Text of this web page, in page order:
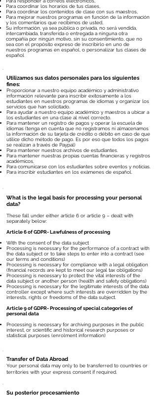
Para coordinar los horarios de tus clases,
Para coordinar los contenidos de clase con sus maestros,
Para mejorar nuestros programas en función de la información
y los comentarios que recibimos de usted,
Su información, ya sea pública o privada, no será vendida,
intercambiada, transferida o entregada a ninguna otra
compañía por ningún motivo, sin su consentimiento, que no
sea con el propósito expreso de inscribirlo en uno de
nuestros programas en español, o personalizar tus clases de
español
Utilizamos sus datos personales para los siguientes
fines:
Proporcionar a nuestro equipo académico y administrativo
información relevante para inscribir exitosamente a los
estudiantes en nuestros programas de idiomas y organizar los
servicios que han solicitado.
Para ayudar a nuestro equipo académico y maestros a ubicar a
los estudiantes en una clase al nivel correcto.
Para mantener un registro de pagos y operar la escuela de
idiomas (tenga en cuenta que no registramos ni almacenamos
la información de su tarjeta de crédito o débito en caso de que
utilice dicho método de pago. Es por eso que todos los pagos
se realizan a través de Paypal)
Para mantener nuestros archivos de estudiantes.
Para mantener nuestras propias cuentas financieras y registros
académicos.
Para comunicarse con los estudiantes sobre eventos y noticias.
Para inscribir estudiantes en los exámenes de español.
What is the legal basis for processing your personal
data?
These fall under either article 6 or article 9 – dealt with
separately below:
Article 6 of GDPR- Lawfulness of processing
With the consent of the data subject
Processing is necessary for the performance of a contract with
the data subject or to take steps to enter into a contract (see
our terms and conditions)
Processing is necessary for compliance with a legal obligation
(financial records are kept to meet our legal tax obligations)
Processing is necessary to protect the vital interests of the
data subject or another person (health and safety obligations)
Processing is necessary for the legitimate interests of the data
controller except where such interests are overridden by the
interests, rights or freedoms of the data subject.
Article 9 of GDPR- Processing of special categories of
personal data
Processing is necessary for archiving purposes in the public
interest, or scientific and historical research purposes or
statistical purposes (enrolment information)
Transfer of Data Abroad
Your personal data may only to be transferred to countries or
territories with your express consent if required.
Su posterior procesamiento